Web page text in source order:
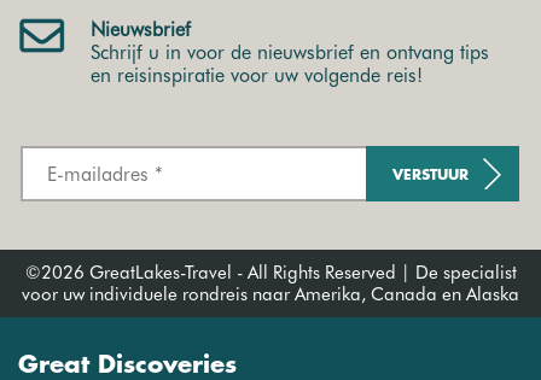
Nieuwsbrief
Schrijf u in voor de nieuwsbrief en ontvang tips
en reisinspiratie voor uw volgende reis!
VERSTUUR
©2026 GreatLakes-Travel - All Rights Reserved | De specialist
voor uw individuele rondreis naar Amerika, Canada en Alaska
Great Discoveries